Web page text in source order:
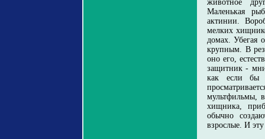
животное
Маленькая
актинии.
мелких
домах. Убегая
крупным. В
оно его,
защитник -
как если бы
мультфильмы,
хищника,
обычно
взрослые. И